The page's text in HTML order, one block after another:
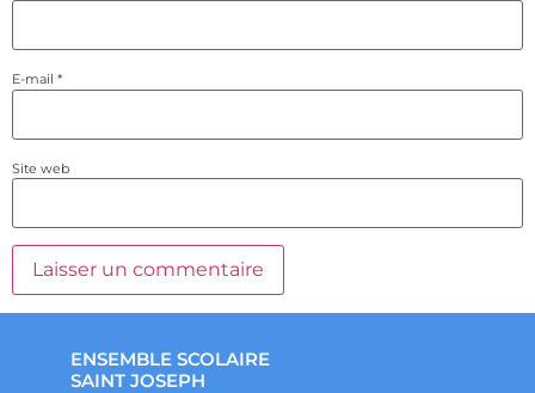
E-mail *
Site web
ENSEMBLE SCOLAIRE
SAINT JOSEPH